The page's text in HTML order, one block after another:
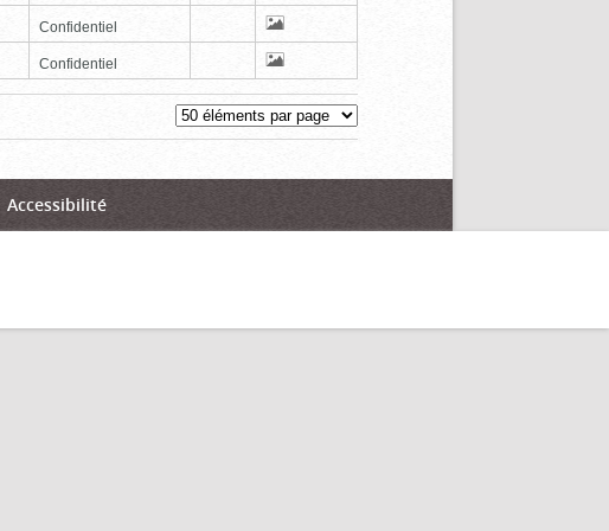
Confidentiel
Confidentiel
Accessibilité